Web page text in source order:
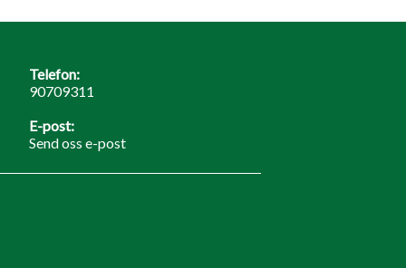
Telefon:
90709311
E-post:
Send oss e-post